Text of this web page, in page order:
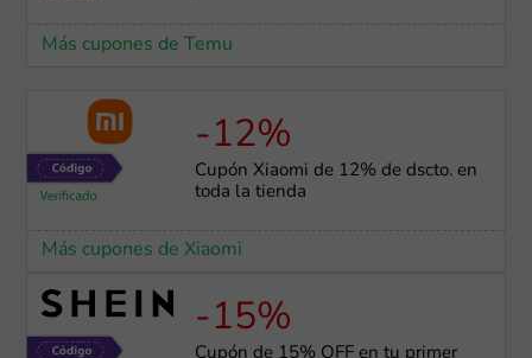
Más cupones de Temu
-12%
Cupón Xiaomi de 12% de dscto. en
toda la tienda
Más cupones de Xiaomi
-15%
Cupón de 15% OFF en tu primer